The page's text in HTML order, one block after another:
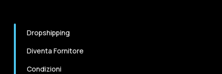
Dropshipping
Diventa Fornitore
Condizioni